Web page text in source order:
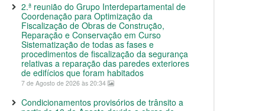
2.ª reunião do Grupo Interdepartamental de
Coordenação para Optimização da
Fiscalização de Obras de Construção,
Reparação e Conservação em Curso
Sistematização de todas as fases e
procedimentos de fiscalização da segurança
relativas a reparação das paredes exteriores
de edifícios que foram habitados
7 de Agosto de 2026 às 20:34
Condicionamentos provisórios de trânsito a